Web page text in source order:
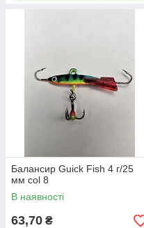
Балансир Guick Fish 4 г/25
мм col 8
В наявності
63,70 ₴